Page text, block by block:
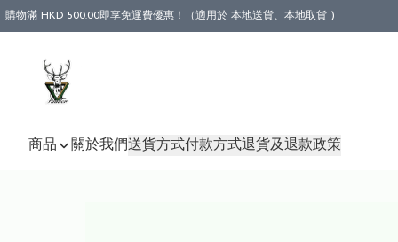
購物滿 HKD 500.00即享免運費優惠！（適用於 本地送貨、本地取貨 )
商品 關於我們送貨方式付款方式退貨及退款政策